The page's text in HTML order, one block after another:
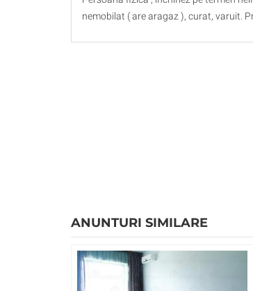
nemobilat ( are aragaz ), curat, varuit.
ANUNTURI SIMILARE